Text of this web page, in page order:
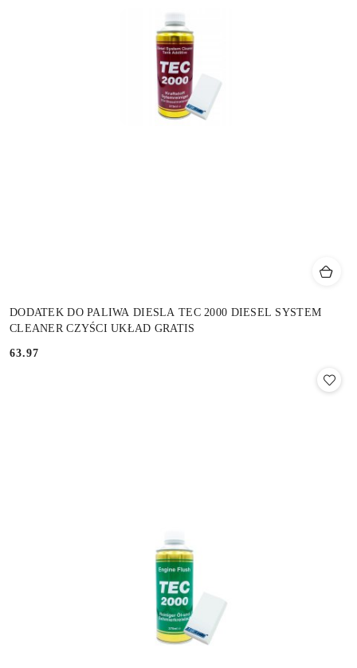
DODATEK DO PALIWA DIESLA TEC 2000 DIESEL SYSTEM
CLEANER CZYŚCI UKŁAD GRATIS
63.97